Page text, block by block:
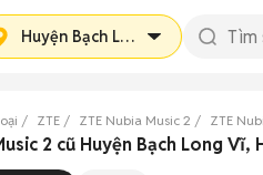
Huyện Bạch Long Vĩ
ZTE ZTE Nubia Music 2 ZTE
2 cũ Huyện Bạch Long Vĩ,